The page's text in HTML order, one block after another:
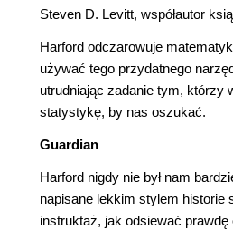
Steven D. Levitt, współautor
Harford odczarowuje
używać tego przydatnego
utrudniając zadanie tym, którzy
statystykę, by nas oszukać.
Guardian
Harford nigdy nie był nam
napisane lekkim stylem historie
instruktaż, jak odsiewać